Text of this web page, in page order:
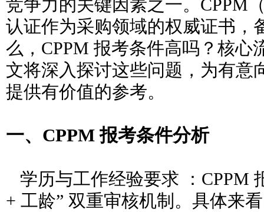
竞争力的关键因素之一。CPPM
认证作为采购领域的权威证书，
么，CPPM 报考条件高吗？核心
文将深入探讨这些问题，为有意
提供有价值的参考。
一、CPPM 报考条件分析
学历与工作经验要求 ：CPPM
+ 工龄” 双重审核机制。具体来